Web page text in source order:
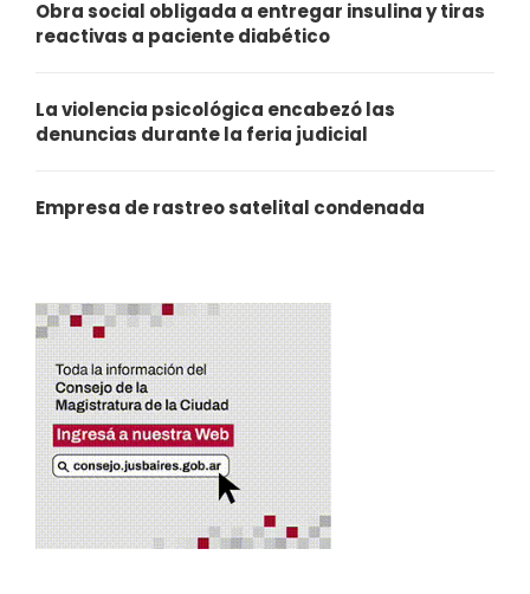
Obra social obligada a entregar insulina y tiras
reactivas a paciente diabético
La violencia psicológica encabezó las
denuncias durante la feria judicial
Empresa de rastreo satelital condenada